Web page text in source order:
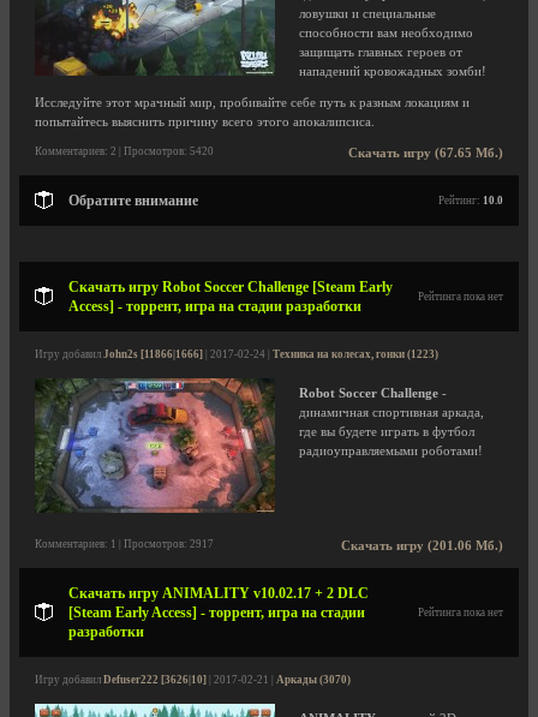
ловушки и специальные
способности вам необходимо
защищать главных героев от
нападений кровожадных зомби!
Исследуйте этот мрачный мир, пробивайте себе путь к разным локациям и
попытайтесь выяснить причину всего этого апокалипсиса.
Скачать игру (67.65 Мб.)
Комментариев: 2 | Просмотров: 5420
Обратите внимание Рейтинг: 10.0
Скачать игру Robot Soccer Challenge [Steam Early
Access] - торрент, игра на стадии разработки
Рейтинга пока нет
Игру добавил John2s [11866|1666] | 2017-02-24 | Техника на колесах, гонки (1223)
Robot Soccer Challenge -
динамичная спортивная аркада,
где вы будете играть в футбол
радиоуправляемыми роботами!
Скачать игру (201.06 Мб.)
Комментариев: 1 | Просмотров: 2917
Скачать игру ANIMALITY v10.02.17 + 2 DLC
[Steam Early Access] - торрент, игра на стадии
разработки
Рейтинга пока нет
Игру добавил Defuser222 [3626|10] | 2017-02-21 | Аркады (3070)